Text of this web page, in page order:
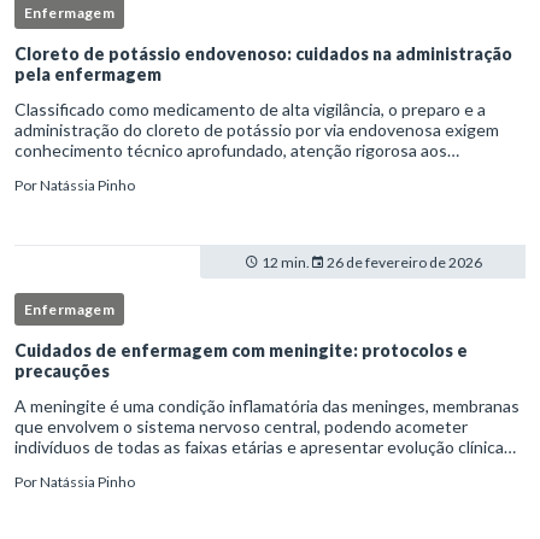
Enfermagem
Cloreto de potássio endovenoso: cuidados na administração
pela enfermagem
Classificado como medicamento de alta vigilância, o preparo e a
administração do cloreto de potássio por via endovenosa exigem
conhecimento técnico aprofundado, atenção rigorosa aos
enfermag
PorNatássia Pinho
12 min. 26 de fevereiro de 2026
Enfermagem
Cuidados de enfermagem com meningite: protocolos e
precauções
A meningite é uma condição inflamatória das meninges, membranas
que envolvem o sistema nervoso central, podendo acometer
indivíduos de todas as faixas etárias e apresentar evolução clínica
PorNatássia Pinho